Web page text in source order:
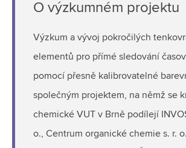
O výzkumném projektu
Výzkum a vývoj pokročilých
elementů pro přímé sledování
pomocí přesně kalibrovatelné
společným projektem, na němž se
chemické VUT v Brně podílejí
o., Centrum organické chemie s. r.